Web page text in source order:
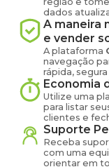
dados
A maneira
e vender
A plataforma
navegação
rápida,
Economia
Utilize uma
para listar
clientes e
Suporte
Receba
com uma
orientar em